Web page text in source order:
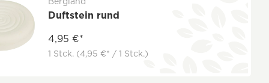
Duftstein rund
4,95 €*
1 Stck. (4,95 €* / 1 Stck.)